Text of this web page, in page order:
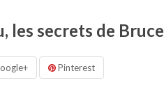
les secrets de
Pinterest